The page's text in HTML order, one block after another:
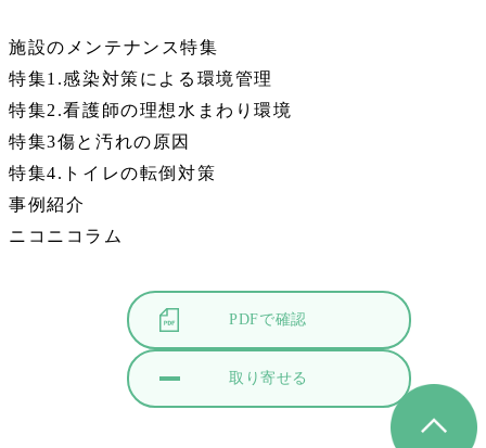
施設のメンテナンス特集
特集1.感染対策による環境管理
特集2.看護師の理想水まわり環境
特集3傷と汚れの原因
特集4.トイレの転倒対策
事例紹介
ニコニコラム
PDFで確認
取り寄せる